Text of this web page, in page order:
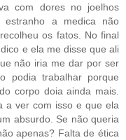
com dores no joelhos
estranho a medica não
os fatos. No final
e ela me disse que ali
não iria me dar por ser
podia trabalhar porque
corpo doia ainda mais.
a ver com isso e que ela
absurdo. Se não queria
apenas? Falta de ética